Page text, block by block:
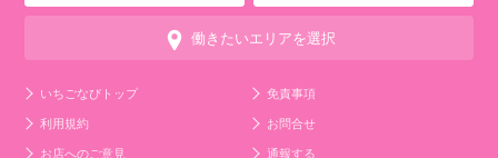
働きたいエリアを選択
いちごなびトップ
免責事項
利用規約
お問合せ
お店へのご意見
通報する